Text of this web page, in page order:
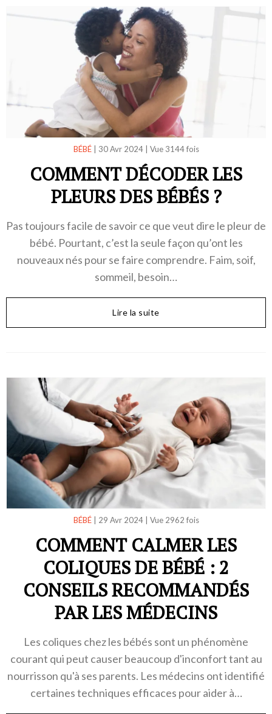
BÉBÉ| 30 Avr 2024| Vue 3144 fois
COMMENT DÉCODER LES
PLEURS DES BÉBÉS ?
Pas toujours facile de savoir ce que veut dire le pleur de
bébé. Pourtant, c’est la seule façon qu’ont les
nouveaux nés pour se faire comprendre. Faim, soif,
sommeil, besoin…
Lire la suite
BÉBÉ| 29 Avr 2024| Vue 2962 fois
COMMENT CALMER LES
COLIQUES DE BÉBÉ : 2
CONSEILS RECOMMANDÉS
PAR LES MÉDECINS
Les coliques chez les bébés sont un phénomène
courant qui peut causer beaucoup d'inconfort tant au
nourrisson qu'à ses parents. Les médecins ont identifié
certaines techniques efficaces pour aider à…